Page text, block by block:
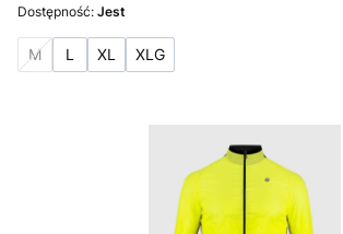
Dostępność: Jest
M L XL XLG